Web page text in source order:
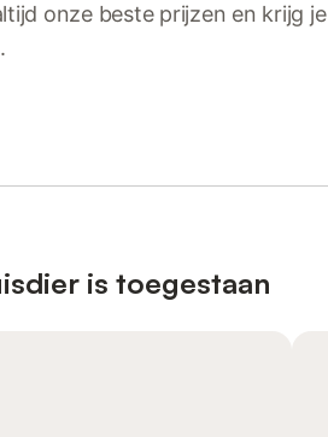
onze beste prijzen en krijg je
is toegestaan